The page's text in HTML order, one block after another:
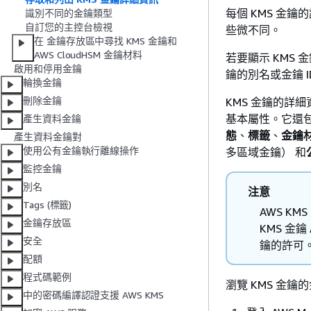
識別不同的金鑰類型
自訂您的主控台檢視
在 金鑰存放區中尋找 KMS 金鑰和
AWS CloudHSM 金鑰材料
啟用和停用金鑰
輪換金鑰
刪除金鑰
產生資料金鑰
產生資料金鑰對
使用公有金鑰執行離線操作
監控金鑰
別名
Tags (標籤)
金鑰存放區
安全
配額
程式碼範例
中的密碼編譯認證支援 AWS KMS
每個 KMS 金鑰
些微不同。
若要顯示 KMS
鑰的別名或金鑰
KMS 金鑰的詳
基本屬性。它還
態 、 標籤 、 金鑰
多區域金鑰） 和
注意
AWS
KMS 金
鑰的許可
瀏覽 KMS 金鑰